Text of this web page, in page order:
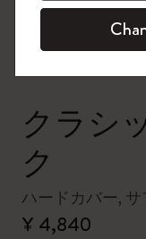
クラシ
ク
ハードカバー,
¥ 4,840